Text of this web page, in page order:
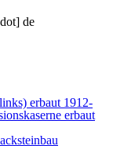
de
erbaut 1912-
erbaut